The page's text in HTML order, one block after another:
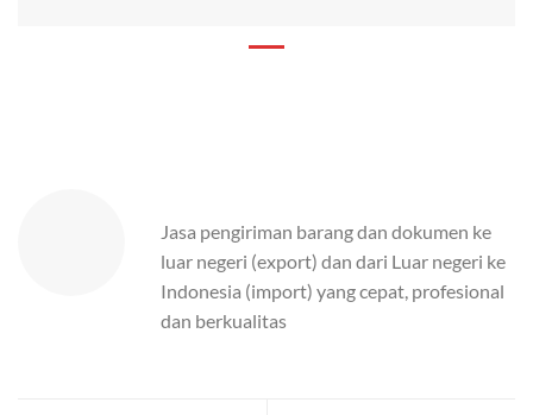
Jasa pengiriman barang dan dokumen ke
luar negeri (export) dan dari Luar negeri ke
Indonesia (import) yang cepat, profesional
dan berkualitas